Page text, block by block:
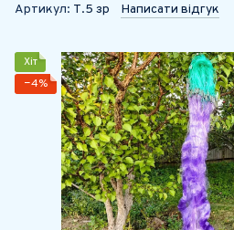
Артикул: Т.5 зр Написати відгук
Хіт
−4%